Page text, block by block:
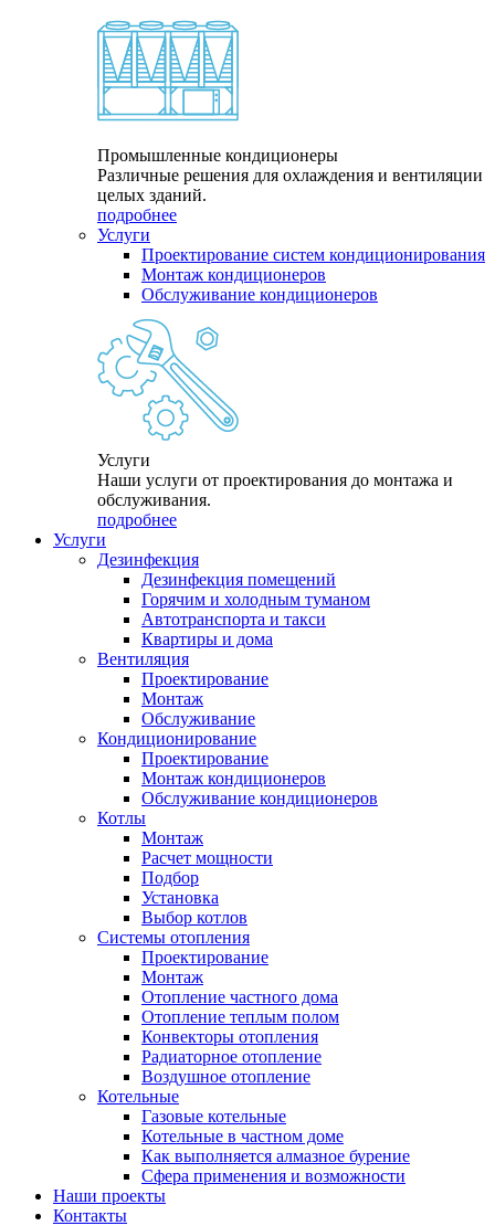
Промышленные кондиционеры
Различные решения для охлаждения и вентиляции
целых зданий.
подробнее
Услуги
Проектирование систем кондиционирования
Монтаж кондиционеров
Обслуживание кондиционеров
Услуги
Наши услуги от проектирования до монтажа и
обслуживания.
подробнее
Услуги
Дезинфекция
Дезинфекция помещений
Горячим и холодным туманом
Автотранспорта и такси
Квартиры и дома
Вентиляция
Проектирование
Монтаж
Обслуживание
Кондиционирование
Проектирование
Монтаж кондиционеров
Обслуживание кондиционеров
Котлы
Монтаж
Расчет мощности
Подбор
Установка
Выбор котлов
Системы отопления
Проектирование
Монтаж
Отопление частного дома
Отопление теплым полом
Конвекторы отопления
Радиаторное отопление
Воздушное отопление
Котельные
Газовые котельные
Котельные в частном доме
Как выполняется алмазное бурение
Сфера применения и возможности
Наши проекты
Контакты